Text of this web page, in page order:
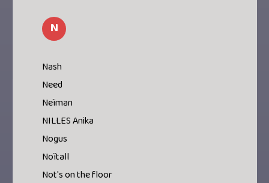
N
Nash
Need
Neïman
NILLES Anika
Nogus
Noïtall
Not's on the floor